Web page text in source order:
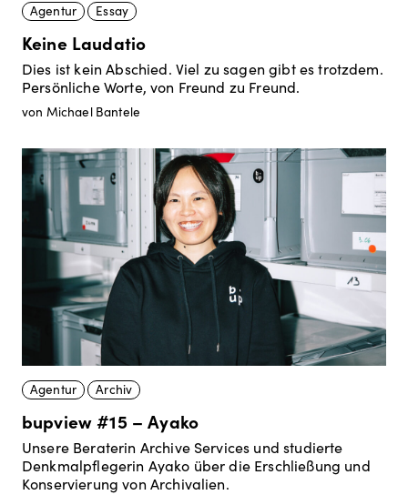
Agentur Essay
Keine Laudatio
Dies ist kein Abschied. Viel zu sagen gibt es trotzdem.
Persönliche Worte, von Freund zu Freund.
von Michael Bantele
Agentur Archiv
bupview #15 – Ayako
Unsere Beraterin Archive Services und studierte
Denkmalpflegerin Ayako über die Erschließung und
Konservierung von Archivalien.